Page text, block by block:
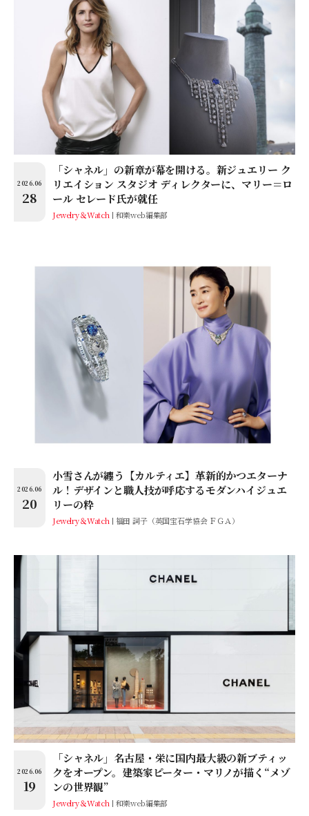
2026.06
28
「シャネル」の新章が幕を開ける。新ジュエリー ク
リエイション スタジオ ディレクターに、マリー＝ロ
ール セレード氏が就任
Jewelry＆Watch 和樂web編集部
2026.06
20
小雪さんが纏う【カルティエ】革新的かつエターナ
ル！デザインと職人技が呼応するモダンハイジュエ
リーの粋
Jewelry＆Watch 福田 詞子（英国宝石学協会 ＦＧＡ）
2026.06
19
「シャネル」名古屋・栄に国内最大級の新ブティッ
クをオープン。建築家ピーター・マリノが描く“メゾ
ンの世界観”
Jewelry＆Watch 和樂web編集部